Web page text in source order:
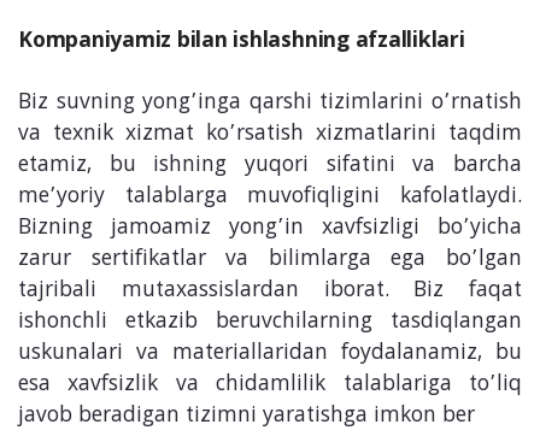
Kompaniyamiz bilan ishlashning afzalliklari
Biz suvning yong’inga qarshi tizimlarini o’rnatish
va texnik xizmat ko’rsatish xizmatlarini taqdim
etamiz, bu ishning yuqori sifatini va barcha
me’yoriy talablarga muvofiqligini kafolatlaydi.
Bizning jamoamiz yong’in xavfsizligi bo’yicha
zarur sertifikatlar va bilimlarga ega bo’lgan
tajribali mutaxassislardan iborat. Biz faqat
ishonchli etkazib beruvchilarning tasdiqlangan
uskunalari va materiallaridan foydalanamiz, bu
esa xavfsizlik va chidamlilik talablariga to’liq
javob beradigan tizimni yaratishga imkon ber